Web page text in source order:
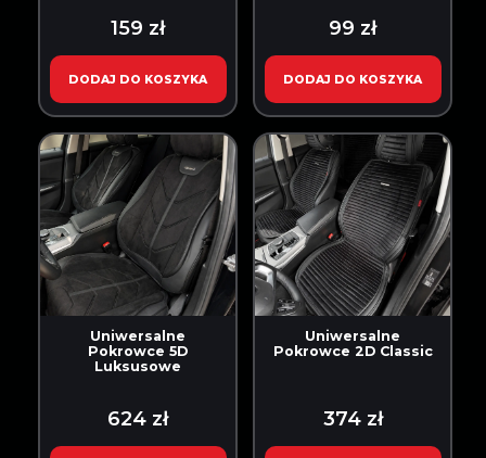
159 zł
DODAJ DO KOSZYKA
99 zł
DODAJ DO KOSZYKA
Uniwersalne
Pokrowce 5D
Luksusowe
624 zł
Uniwersalne
Pokrowce 2D Classic
374 zł